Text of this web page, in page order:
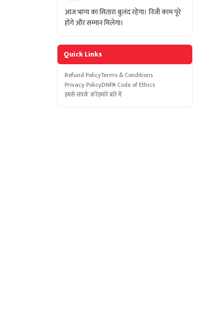
आज भाग्य का सितारा बुलंद रहेगा। निजी काम पूरे
होंगे और सम्मान मिलेगा।
Quick Links
Refund PolicyTerms & Conditions
Privacy PolicyDNPA Code of Ethics
हमसे संपर्क करेंहमारे बारे में